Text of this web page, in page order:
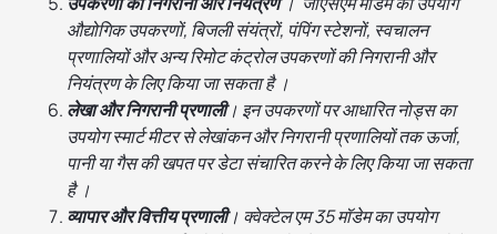
औद्योगिक उपकरणों, बिजली संयंत्रों, पंपिंग स्टेशनों, स्वचालन
प्रणालियों और अन्य रिमोट कंट्रोल उपकरणों की निगरानी और
नियंत्रण के लिए किया जा सकता है ।
लेखा और निगरानी प्रणाली। इन उपकरणों पर आधारित नोड्स का
उपयोग स्मार्ट मीटर से लेखांकन और निगरानी प्रणालियों तक ऊर्जा,
पानी या गैस की खपत पर डेटा संचारित करने के लिए किया जा सकता
है ।
व्यापार और वित्तीय प्रणाली। क्वेक्टेल एम 35 मॉडेम का उपयोग